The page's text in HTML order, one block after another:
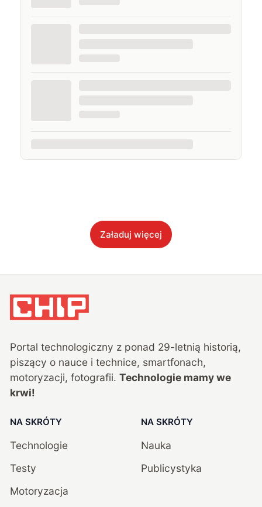
Załaduj więcej
Portal technologiczny z ponad 29-letnią historią,
piszący o nauce i technice, smartfonach,
motoryzacji, fotografii. Technologie mamy we
krwi!
NA SKRÓTY
Technologie
Testy
Motoryzacja
NA SKRÓTY
Nauka
Publicystyka